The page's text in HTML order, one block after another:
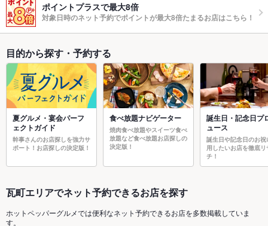
ポイントプラスで最大8倍
対象日時のネット予約でポイントが最大8倍たまるお店はこちら！
目的から探す・予約する
夏グルメ・宴会パーフ
ェクトガイド
幹事さんのお店探しを強力サ
ポート！お店探しの決定版！
食べ放題ナビゲーター
焼肉食べ放題やスイーツ食べ
放題など食べ放題お店探しの
決定版！
誕生日・記念日プ
ュース
誕生日や記念日のお祝
用したいお店を徹底リ
チ！
瓦町エリアでネット予約できるお店を探す
ホットペッパーグルメでは便利なネット予約できるお店を多数掲載していま
す。